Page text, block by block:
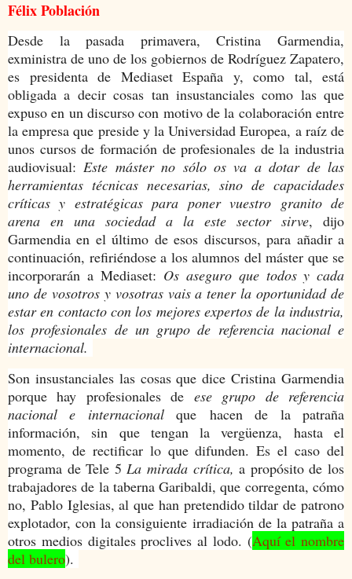
Félix Población
Desde la pasada primavera, Cristina Garmendia,
exministra de uno de los gobiernos de Rodríguez Zapatero,
es presidenta de Mediaset España y, como tal, está
obligada a decir cosas tan insustanciales como las que
expuso en un discurso con motivo de la colaboración entre
la empresa que preside y la Universidad Europea, a raíz de
unos cursos de formación de profesionales de la industria
audiovisual:Este máster no sólo os va a dotar de las
herramientas técnicas necesarias, sino de capacidades
críticas y estratégicas para poner vuestro granito de
arena en una sociedad a la este sector sirve, dijo
Garmendia en el último de esos discursos, para añadir a
continuación, refiriéndose a los alumnos del máster que se
incorporarán a Mediaset: Os aseguro que todos y cada
uno de vosotros y vosotras vais a tener la oportunidad de
estar en contacto con los mejores expertos de la industria,
los profesionales de un grupo de referencia nacional e
internacional.
Son insustanciales las cosas que dice Cristina Garmendia
porque hay profesionales de ese grupo de referencia
nacional e internacionalque
hacen de la patraña
información, sin que tengan la vergüenza, hasta el
momento, de rectificar lo que difunden. Es el caso del
programa de Tele 5La mirada crítica,a propósito de los
trabajadores de la taberna Garibaldi, que corregenta, cómo
no, Pablo Iglesias, al que han pretendido tildar de patrono
explotador, con la consiguiente irradiación de la patraña a
otros medios digitales proclives al lodo. (Aquí el nombre
del bulero).